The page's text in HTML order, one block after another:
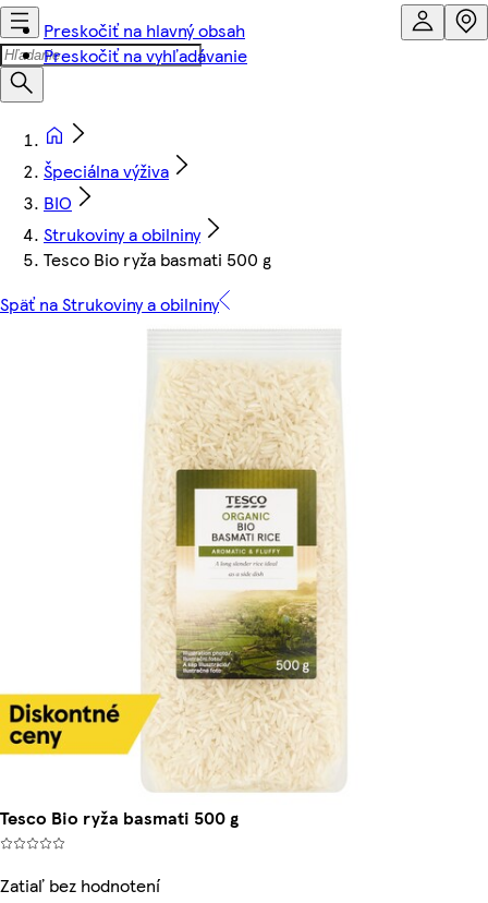
Preskočiť na hlavný obsah
Preskočiť na vyhľadávanie
Špeciálna výživa
BIO
Strukoviny a obilniny
Tesco Bio ryža basmati 500 g
Späť na Strukoviny a obilniny
Tesco Bio ryža basmati 500 g
Zatiaľ bez hodnotení